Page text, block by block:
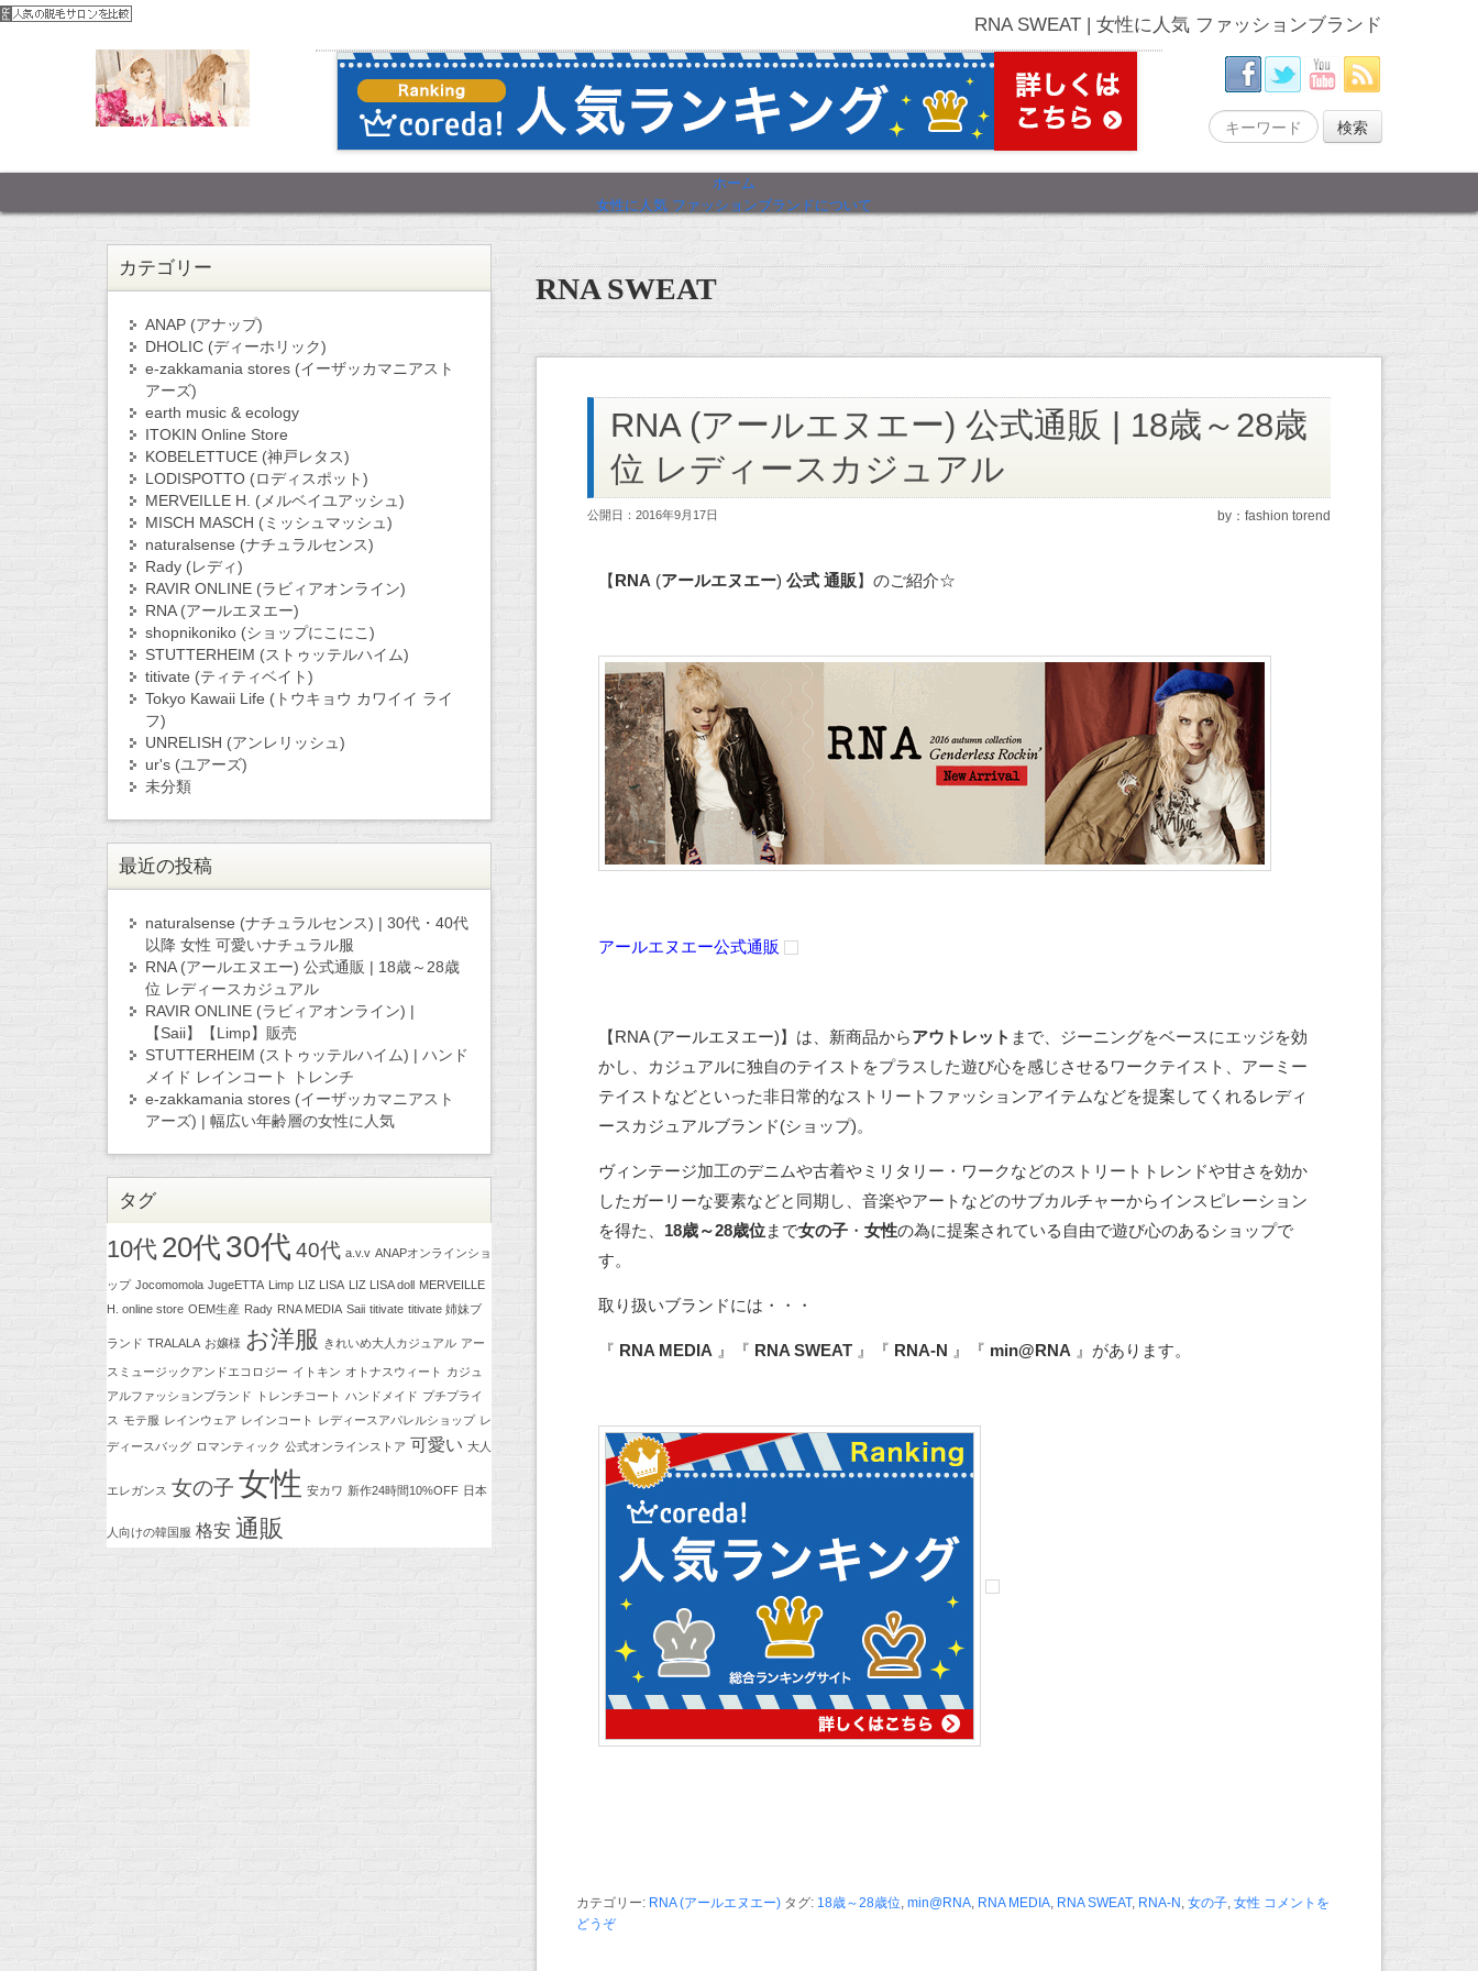
RNA SWEAT | 女性に人気 ファッションブランド
ホーム
女性に人気 ファッションブランドについて
RNA SWEAT
RNA (アールエヌエー) 公式通販 | 18歳～28歳
位 レディースカジュアル
公開日：2016年9月17日 by：fashion torend
【RNA (アールエヌエー) 公式 通販】のご紹介☆
アールエヌエー公式通販
【RNA (アールエヌエー)】は、新商品からアウトレット まで、ジーニングをベースにエッジを効
かし、カジュアルに独自のテイストをプラスした遊び心を感じさせるワークテイスト、アーミー
テイストなどといった非日常的なストリートファッションアイテムなどを提案してくれるレディ
ースカジュアルブランド(ショップ)。
ヴィンテージ加工のデニムや古着やミリタリー・ワークなどのストリートトレンドや甘さを効か
したガーリーな要素などと同期し、音楽やアートなどのサブカルチャーからインスピレーション
を得た、 18歳～28歳位まで女の子 ・ 女性の為に提案されている自由で遊び心のあるショップで
す。
取り扱いブランドには・・・
『 RNA MEDIA 』『 RNA SWEAT 』『 RNA-N 』『 min@RNA 』があります。
カテゴリー: RNA (アールエヌエー) タグ: 18歳～28歳位, min@RNA, RNA MEDIA, RNA SWEAT, RNA-N , 女の子, 女性 コメントを
どうぞ
カテゴリー
ANAP (アナップ)
DHOLIC (ディーホリック)
e-zakkamania stores (イーザッカマニアスト
アーズ)
earth music & ecology
ITOKIN Online Store
KOBELETTUCE (神戸レタス)
LODISPOTTO (ロディスポット)
MERVEILLE H. (メルベイユアッシュ)
MISCH MASCH (ミッシュマッシュ)
naturalsense (ナチュラルセンス)
Rady (レディ)
RAVIR ONLINE (ラビィアオンライン)
RNA (アールエヌエー)
shopnikoniko (ショップにこにこ)
STUTTERHEIM (ストゥッテルハイム)
titivate (ティティベイト)
Tokyo Kawaii Life (トウキョウ カワイイ ライ
フ)
UNRELISH (アンレリッシュ)
ur's (ユアーズ)
未分類
最近の投稿
naturalsense (ナチュラルセンス) | 30代・40代
以降 女性 可愛いナチュラル服
RNA (アールエヌエー) 公式通販 | 18歳～28歳
位 レディースカジュアル
RAVIR ONLINE (ラビィアオンライン) |
【Saii】【Limp】販売
STUTTERHEIM (ストゥッテルハイム) | ハンド
メイド レインコート トレンチ
e-zakkamania stores (イーザッカマニアスト
アーズ) | 幅広い年齢層の女性に人気
タグ
10代 20代 30代 40代 a.v.v ANAPオンラインショ
ップ Jocomomola JugeETTA Limp LIZ LISA LIZ LISA doll MERVEILLE
H. online store OEM生産 Rady RNA MEDIA Saii titivate titivate 姉妹ブ
ランド TRALALA お嬢様 お洋服 きれいめ大人カジュアル アー
スミュージックアンドエコロジー イトキン オトナスウィート
カジュ
アルファッションブランド
トレンチコート ハンドメイド プチプライ
ス モテ服 レインウェア レインコート レディースアパレルショップ レ
ディースバッグ ロマンティック 公式オンラインストア 可愛い 大人
エレガンス 女の子 女性 安カワ 新作24時間10%OFF 日本
人向けの韓国服 格安 通販